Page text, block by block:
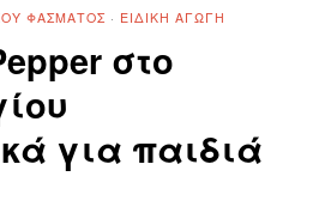
ΦΆΣΜΑΤΟΣ · ΕΙΔΙΚΉ ΑΓΩΓΉ
στο
για παιδιά